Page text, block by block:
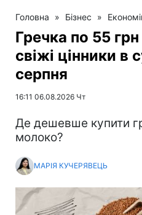
Головна » Бізнес »
Гречка по 55
свіжі цінники в
серпня
16:11 06.08.2026 Чт
Де дешевше купити
молоко?
МАРІЯ КУЧЕРЯВЕЦЬ